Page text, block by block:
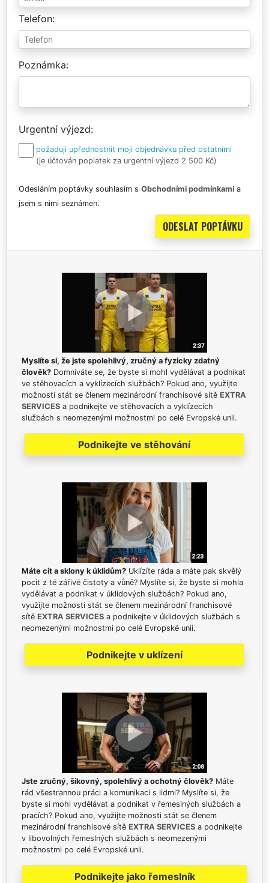
Telefon
Poznámka
Urgentní výjezd
požaduji upřednostnit moji objednávku před ostatními
(je účtován poplatek za urgentní výjezd 2 500 Kč)
Odesláním poptávky souhlasím s Obchodními podmínkami a
jsem s nimi seznámen.
Myslíte si, že jste spolehlivý, zručný a fyzicky zdatný
člověk? Domníváte se, že byste si mohl vydělávat a podnikat
ve stěhovacích a vyklízecích službách? Pokud ano, využijte
možnosti stát se členem mezinárodní franchisové sítě EXTRA
SERVICES a podnikejte ve stěhovacích a vyklízecích
službách s neomezenými možnostmi po celé Evropské unii.
Podnikejte ve stěhování
Máte cit a sklony k úklidům? Uklízíte ráda a máte pak skvělý
pocit z té zářivé čistoty a vůně? Myslíte si, že byste si mohla
vydělávat a podnikat v úklidových službách? Pokud ano,
využijte možnosti stát se členem mezinárodní franchisové
sítě EXTRA SERVICES a podnikejte v úklidových službách s
neomezenými možnostmi po celé Evropské unii.
Podnikejte v uklízení
Jste zručný, šikovný, spolehlivý a ochotný člověk? Máte
rád všestrannou práci a komunikaci s lidmi? Myslíte si, že
byste si mohl vydělávat a podnikat v řemeslných službách a
pracích? Pokud ano, využijte možnosti stát se členem
mezinárodní franchisové sítě EXTRA SERVICES a podnikejte
v libovolných řemeslných službách s neomezenými
možnostmi po celé Evropské unii.
Podnikejte jako řemeslník